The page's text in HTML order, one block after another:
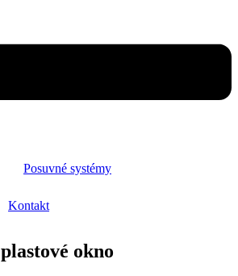
Posuvné systémy
Kontakt
plastové okno